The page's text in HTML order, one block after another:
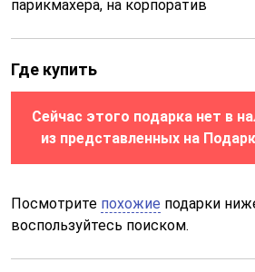
парикмахера, на корпоратив
Где купить
Сейчас этого подарка нет в
из представленных на
Посмотрите похожие подарки
воспользуйтесь поиском.